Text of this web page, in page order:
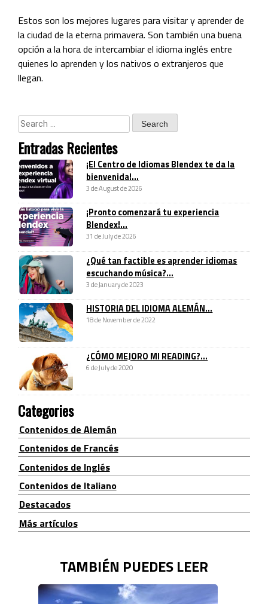
Estos son los mejores lugares para visitar y aprender de
la ciudad de la eterna primavera. Son también una buena
opción a la hora de intercambiar el idioma inglés entre
quienes lo aprenden y los nativos o extranjeros que
llegan.
Entradas Recientes
¡El Centro de Idiomas Blendex te da la
bienvenida!...
3 de August de 2026
¡Pronto comenzará tu experiencia
Blendex!...
31 de July de 2026
¿Qué tan factible es aprender idiomas
escuchando música?...
3 de January de 2023
HISTORIA DEL IDIOMA ALEMÁN...
18 de November de 2022
¿CÓMO MEJORO MI READING?...
6 de July de 2020
Categories
Contenidos de Alemán
Contenidos de Francés
Contenidos de Inglés
Contenidos de Italiano
Destacados
Más artículos
TAMBIÉN PUEDES LEER